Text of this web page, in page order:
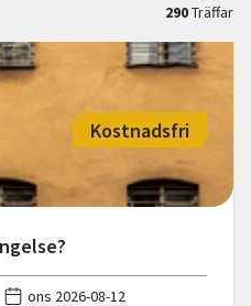
290Träffar
Kostnadsfri
ons 2026-08-12